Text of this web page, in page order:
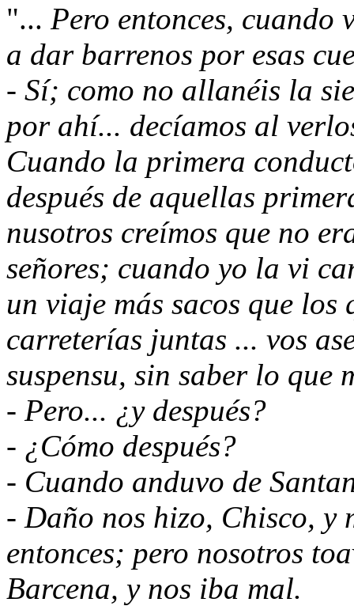
"... Pero entonces, cuando
a dar barrenos por esas
- Sí; como no allanéis la
por ahí... decíamos al
Cuando la primera
después de aquellas
nusotros creímos que no
señores; cuando yo la vi
un viaje más sacos que
carreterías juntas ... vos
suspensu, sin saber lo que
- Pero... ¿y después?
- ¿Cómo después?
- Cuando anduvo de
- Daño nos hizo, Chisco, y
entonces; pero nosotros
Barcena, y nos iba mal.